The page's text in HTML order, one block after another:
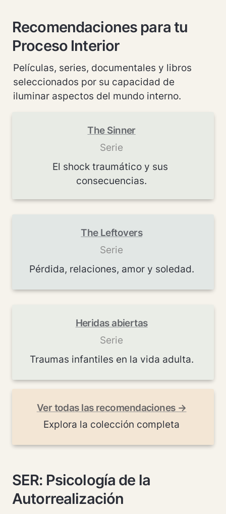
Recomendaciones para tu
Proceso Interior
Películas, series, documentales y libros
seleccionados por su capacidad de
iluminar aspectos del mundo interno.
The Sinner
Serie
El shock traumático y sus
consecuencias.
The Leftovers
Serie
Pérdida, relaciones, amor y soledad.
Heridas abiertas
Serie
Traumas infantiles en la vida adulta.
Ver todas las recomendaciones →
Explora la colección completa
SER: Psicología de la
Autorrealización